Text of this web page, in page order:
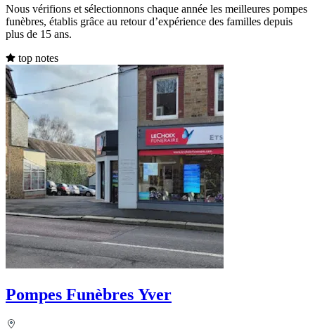
Nous vérifions et sélectionnons chaque année les meilleures pompes
funèbres, établis grâce au retour d’expérience des familles depuis
plus de 15 ans.
top notes
Pompes Funèbres Yver